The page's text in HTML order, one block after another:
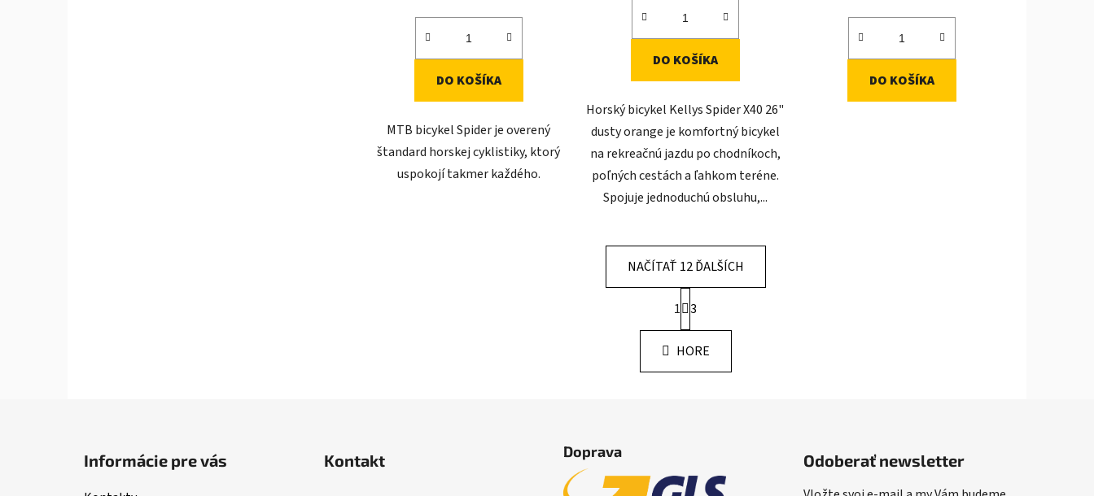
DO KOŠÍKA
MTB bicykel Spider je overený
štandard horskej cyklistiky, ktorý
uspokojí takmer každého.
DO KOŠÍKA
Horský bicykel Kellys Spider X40 26"
dusty orange je komfortný bicykel
na rekreačnú jazdu po chodníkoch,
poľných cestách a ľahkom teréne.
Spojuje jednoduchú obsluhu,...
DO KOŠÍKA
O
v
l
á
p
NAČÍTAŤ 12 ĎALŠÍCH
S
t
r
n
k
1 3
HORE
Informácie pre vás Kontakt Doprava Odoberať newsletter